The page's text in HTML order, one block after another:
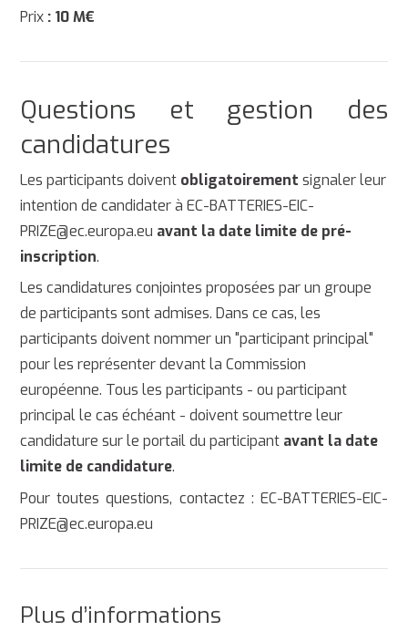
Prix : 10 M€
Questions et gestion des
candidatures
Les participants doivent obligatoirementsignaler leur
intention de candidater à EC-BATTERIES-EIC-
PRIZE@ec.europa.eu avant la date limite de pré-
inscription.
Les candidatures conjointes proposées par un groupe
de participants sont admises. Dans ce cas, les
participants doivent nommer un "participant principal"
pour les représenter devant la Commission
européenne. Tous les participants - ou participant
principal le cas échéant - doivent soumettre leur
candidature sur le portail du participant avant la date
limite de candidature.
Pour toutes questions, contactez : EC-BATTERIES-EIC-
PRIZE@ec.europa.eu
Plus d’informations